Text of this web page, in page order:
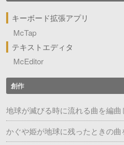
キーボード拡張アプリ
McTap
テキストエディタ
McEditor
創作
地球が滅びる時に流れる曲を編曲
かぐや姫が地球に残ったときの曲